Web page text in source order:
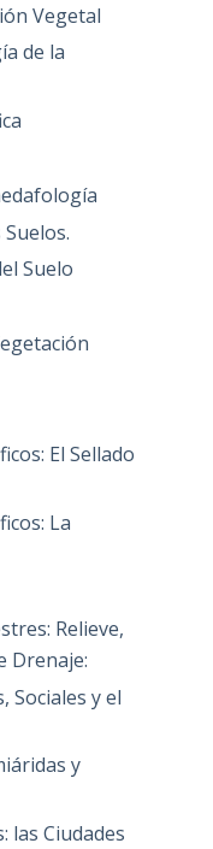
Vegetal
de la
Suelo
El Sellado
La
Relieve,
Drenaje:
Sociales y el
y
las Ciudades